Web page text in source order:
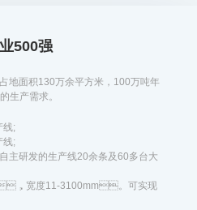
500强
地面积130万余平方米，100万吨年
生产需求。
线;
线;
利及自主研发的生产线20余条及60多台大
，宽度11-3100mm。可实现